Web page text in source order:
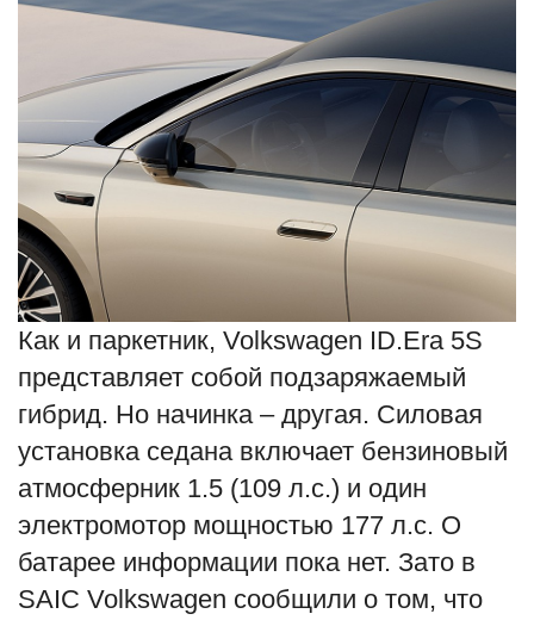
Как и паркетник, Volkswagen ID.Era 5S
представляет собой подзаряжаемый
гибрид. Но начинка – другая. Силовая
установка седана включает бензиновый
атмосферник 1.5 (109 л.с.) и один
электромотор мощностью 177 л.с. О
батарее информации пока нет. Зато в
SAIC Volkswagen сообщили о том, что